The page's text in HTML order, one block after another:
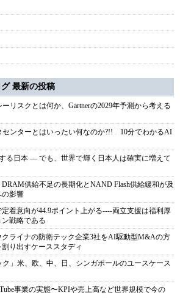
最新の投稿
リスクとは何か、Gartnerの2029年予測から考える
センターとはいったい何なのか?!! 10分でわかるAI
る日本 ― でも、世界で輝く日本人は確実に増えて
供給不足の長期化とNAND Flash供給緩和が及
の影響
定着意向が44.9ポイント上がる----両立支援は福利厚
戦略である
ライナの防衛テック企業3社をAI駆動型M&Aの方
り出すケーススタディ
」米、欧、中、日、シンガポールのユースケース
事業の実態〜KPIや売上高など世界規模で今の